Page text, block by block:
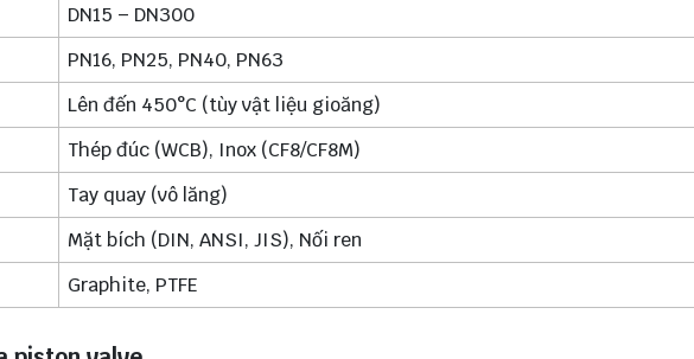
DN15 – DN300
PN16, PN25, PN40, PN63
Lên đến 450°C (tùy vật liệu gioăng)
Thép đúc (WCB), Inox (CF8/CF8M)
Tay quay (vô lăng)
Mặt bích (DIN, ANSI, JIS), Nối ren
Graphite, PTFE